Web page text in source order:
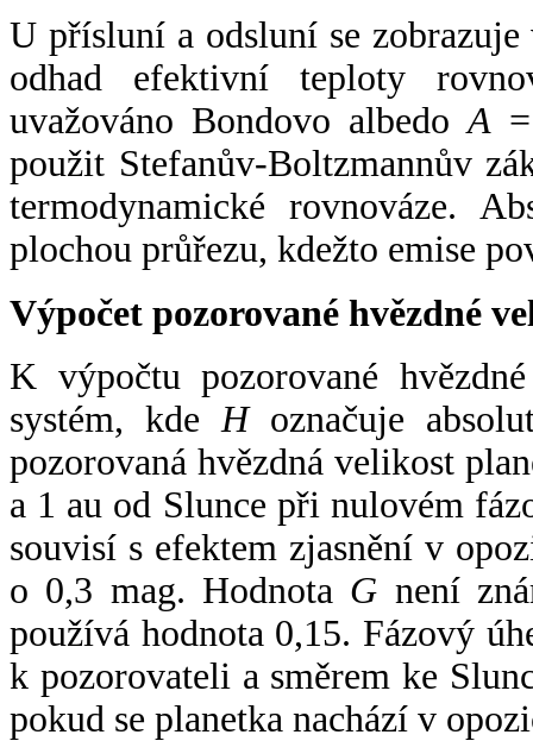
U přísluní a odsluní se
odhad efektivní teploty
uvažováno Bondovo albedoA
použit Stefanův-Boltzmannův
termodynamické rovnováze.
plochou průřezu, kdežto emise
Výpočet pozorované hvězdné
K výpočtu pozorované
systém, kde Hoznačuje
pozorovaná hvězdná velikost
a 1 au od Slunce při nulovém
souvisí s efektem zjasnění v
o 0,3 mag. Hodnota G není
používá hodnota 0,15. Fázový
k pozorovateli a směrem ke
pokud se planetka nachází v